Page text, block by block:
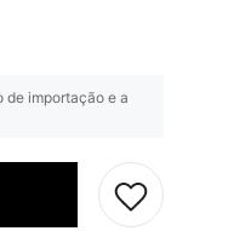
de importação e a